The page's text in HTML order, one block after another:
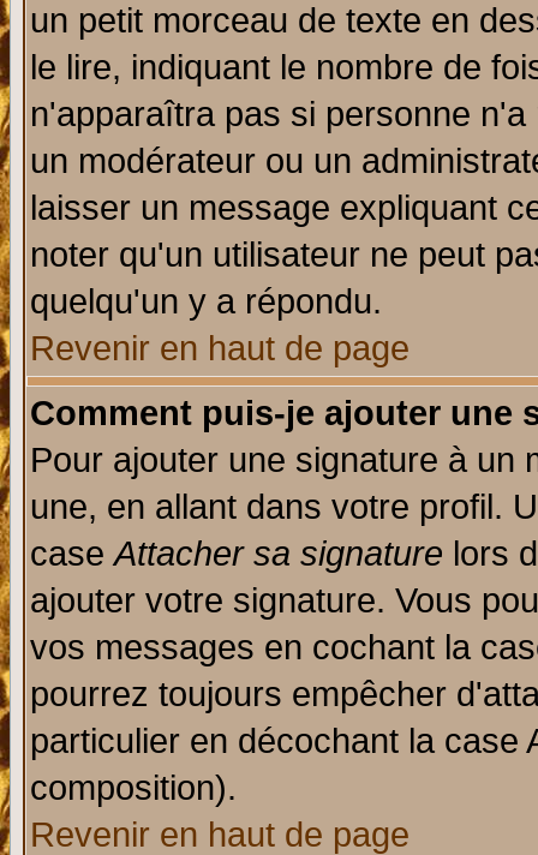
un petit morceau de texte en
le lire, indiquant le nombre de
n'apparaîtra pas si personne
un modérateur ou un
laisser un message expliquant
noter qu'un utilisateur ne peut
quelqu'un y a répondu.
Revenir en haut de page
Comment puis-je ajouter une
Pour ajouter une signature à un
une, en allant dans votre profil.
caseAttacher sa signature lors
ajouter votre signature. Vous
vos messages en cochant la
pourrez toujours empêcher
particulier en décochant la
composition).
Revenir en haut de page